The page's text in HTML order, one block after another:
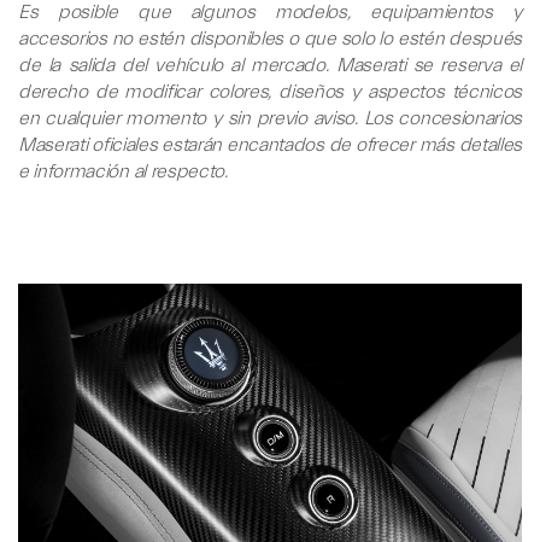
Es posible que algunos modelos, equipamientos y
accesorios no estén disponibles o que solo lo estén después
de la salida del vehículo al mercado. Maserati se reserva el
derecho de modificar colores, diseños y aspectos técnicos
en cualquier momento y sin previo aviso. Los concesionarios
Maserati oficiales estarán encantados de ofrecer más detalles
e información al respecto.